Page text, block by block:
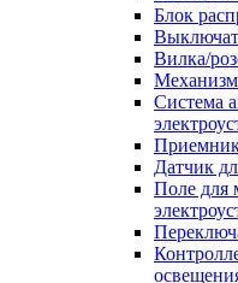
Блок
Вилка/
Система
Приемник
Датчик
Поле для